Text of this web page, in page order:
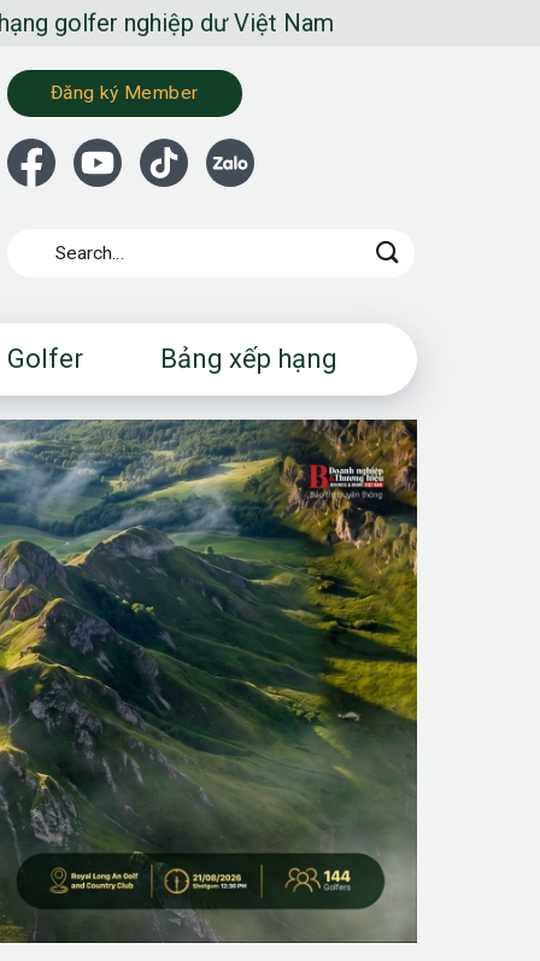
nghiệp dư Việt Nam
Đăng ký Member
Golfer Bảng xếp hạng